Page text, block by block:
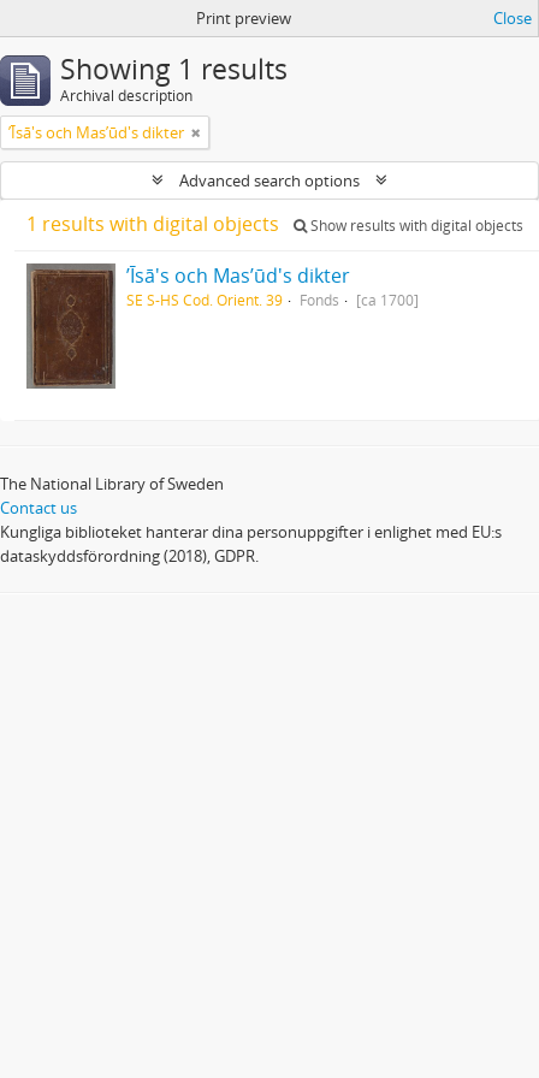
Print preview Close
Showing 1 results
Archival description
ʼĪsā's och Masʼūd's dikter
Advanced search options
1 results with digital objects Show results with digital objects
ʼĪsā's och Masʼūd's dikter
SE S-HS Cod. Orient. 39 Fonds [ca 1700]
The National Library of Sweden
Contact us
Kungliga biblioteket hanterar dina personuppgifter i enlighet med EU:s
dataskyddsförordning (2018), GDPR.